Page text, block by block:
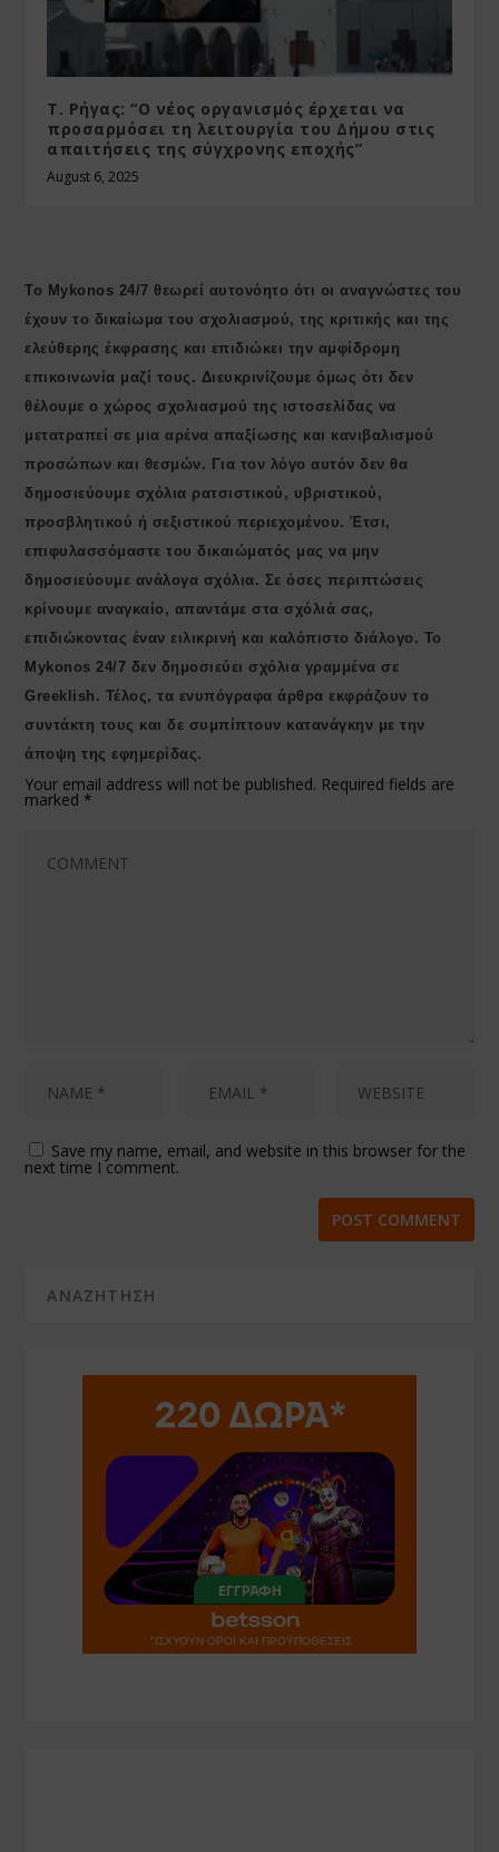
Τ. Ρήγας: “Ο νέος οργανισμός έρχεται να
προσαρμόσει τη λειτουργία του Δήμου στις
απαιτήσεις της σύγχρονης εποχής”
August 6, 2025
Το Mykonos 24/7 θεωρεί αυτονόητο ότι οι αναγνώστες του
έχουν το δικαίωμα του σχολιασμού, της κριτικής και της
ελεύθερης έκφρασης και επιδιώκει την αμφίδρομη
επικοινωνία μαζί τους. Διευκρινίζουμε όμως ότι δεν
θέλουμε ο χώρος σχολιασμού της ιστοσελίδας να
μετατραπεί σε μια αρένα απαξίωσης και κανιβαλισμού
προσώπων και θεσμών. Για τον λόγο αυτόν δεν θα
δημοσιεύουμε σχόλια ρατσιστικού, υβριστικού,
προσβλητικού ή σεξιστικού περιεχομένου. Έτσι,
επιφυλασσόμαστε του δικαιώματός μας να μην
δημοσιεύουμε ανάλογα σχόλια. Σε όσες περιπτώσεις
κρίνουμε αναγκαίο, απαντάμε στα σχόλιά σας,
επιδιώκοντας έναν ειλικρινή και καλόπιστο διάλογο. Το
Μykonos 24/7 δεν δημοσιεύει σχόλια γραμμένα σε
Greeklish. Τέλος, τα ενυπόγραφα άρθρα εκφράζουν το
συντάκτη τους και δε συμπίπτουν κατανάγκην με την
άποψη της εφημερίδας.
Your email address will not be published. Required fields are
marked *
Save my name, email, and website in this browser for the
next time I comment.